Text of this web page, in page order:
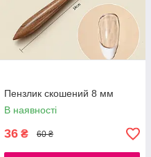
Пензлик скошений 8 мм
В наявності
36 ₴ 60 ₴